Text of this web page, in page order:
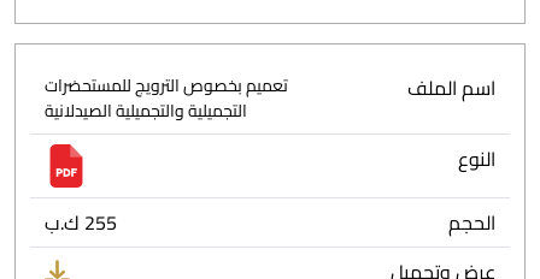
اسم الملف
تعميم بخصوص الترويج للمستحضرات
التجميلية والتجميلية الصيدلانية
النوع
الحجم
255 ك.ب
عرض وتحميل